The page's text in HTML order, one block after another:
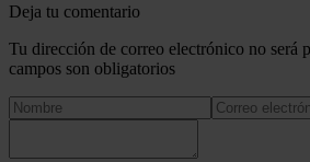
Deja tu comentario
Tu dirección de correo electrónico no será
campos son obligatorios